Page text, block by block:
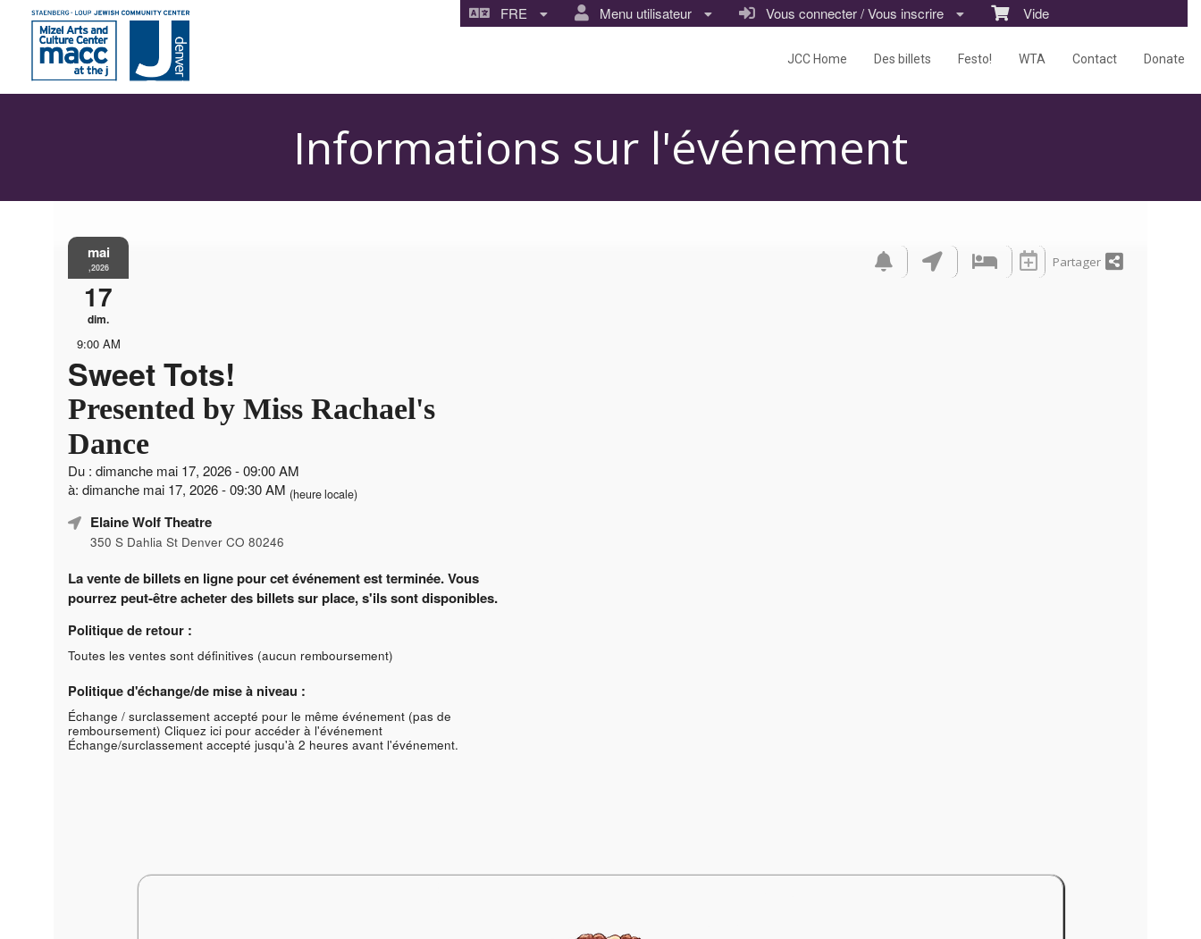
Vide
Vous connecter / Vous inscrire
Menu utilisateur
FRE
JCC Home Des billets Festo! WTA Contact Donate
Informations sur l'événement
mai
,2026
17
dim.
9:00 AM
Sweet Tots!
Presented by Miss Rachael's
Dance
Du : dimanche mai 17, 2026 - 09:00 AM
à: dimanche mai 17, 2026 - 09:30 AM (heure locale)
Elaine Wolf Theatre
350 S Dahlia St Denver CO 80246
La vente de billets en ligne pour cet événement est terminée. Vous
pourrez peut-être acheter des billets sur place, s'ils sont disponibles.
Politique de retour :
Toutes les ventes sont définitives (aucun remboursement)
Politique d'échange/de mise à niveau :
Échange / surclassement accepté pour le même événement (pas de
remboursement) Cliquez ici pour accéder à l'événement
Échange/surclassement accepté jusqu'à 2 heures avant l'événement.
Partager